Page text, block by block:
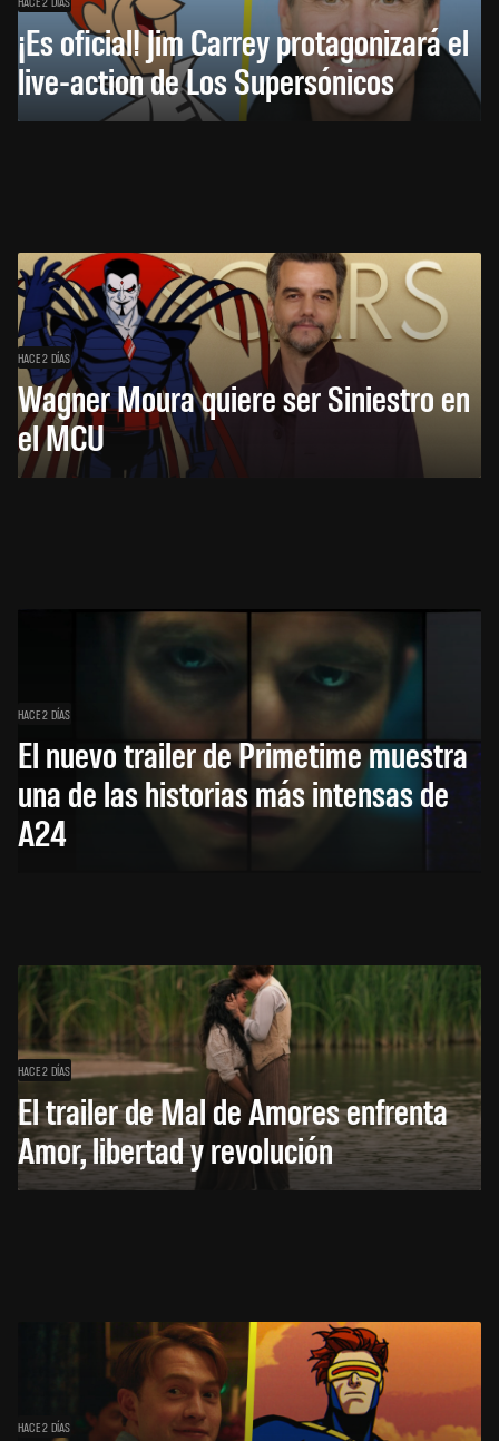
¡Es oficial! Jim Carrey protagonizará el
live-action de Los Supersónicos
HACE 2 DÍAS
Wagner Moura quiere ser Siniestro en
el MCU
HACE 2 DÍAS
El nuevo trailer de Primetime muestra
una de las historias más intensas de
A24
HACE 2 DÍAS
El trailer de Mal de Amores enfrenta
Amor, libertad y revolución
HACE 2 DÍAS